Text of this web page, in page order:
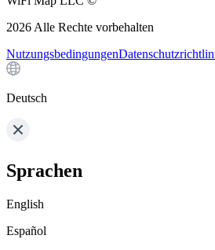
2026 Alle Rechte vorbehalten
Nutzungsbedingungen
Deutsch
Sprachen
English
Español